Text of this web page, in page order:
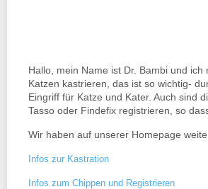
Hallo, mein Name ist Dr. Bambi und
Katzen kastrieren, das ist so wichtig-
Eingriff für Katze und Kater. Auch sind
Tasso oder Findefix registrieren, so
Wir haben auf unserer Homepage
Infos zur Kastration
Infos zum Chippen und Registrieren